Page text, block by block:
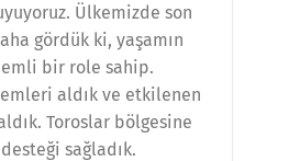
Ülkemizde son
gördük ki, yaşamın
bir role sahip.
aldık ve etkilenen
Toroslar bölgesine
sağladık.